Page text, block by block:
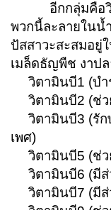
อีกกลุ่มคือวิต
พวกนี้ละลายในน้
ปัสสาวะสะสมอยู่
เมล็ดธัญพืช งาป
วิตามินบี1 (บำ
วิตามินบี2 (ช่วย
วิตามินบี3 (รัก
เพศ)
วิตามินบี5 (ช่วย
วิตามินบี6 (มีส่
วิตามินบี7 (มีส่